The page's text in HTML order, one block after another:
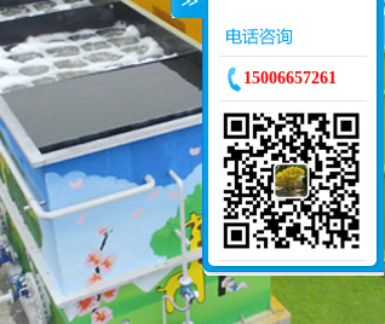
15006657261